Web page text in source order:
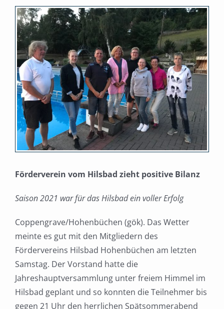
Zeige
grösseres
Bild
Förderverein vom Hilsbad zieht positive Bilanz
Saison 2021 war für das Hilsbad ein voller Erfolg
Coppengrave/Hohenbüchen (gök). Das Wetter
meinte es gut mit den Mitgliedern des
Fördervereins Hilsbad Hohenbüchen am letzten
Samstag. Der Vorstand hatte die
Jahreshauptversammlung unter freiem Himmel im
Hilsbad geplant und so konnten die Teilnehmer bis
gegen 21 Uhr den herrlichen Spätsommerabend